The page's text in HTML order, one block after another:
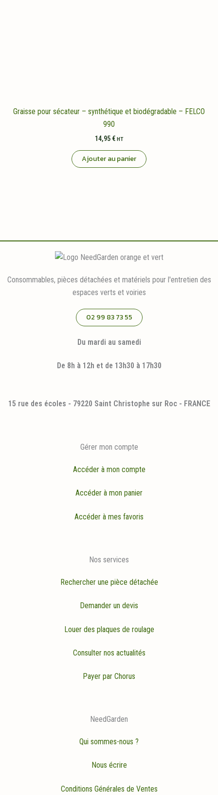
Graisse pour sécateur – synthétique et biodégradable – FELCO
990
14,95 € HT
Ajouter au panier
Consommables, pièces détachées et matériels pour l'entretien des
espaces verts et voiries
02 99 83 73 55
Du mardi au samedi
De 8h à 12h et de 13h30 à 17h30
15 rue des écoles - 79220 Saint Christophe sur Roc - FRANCE
Gérer mon compte
Accéder à mon compte
Accéder à mon panier
Accéder à mes favoris
Nos services
Rechercher une pièce détachée
Demander un devis
Louer des plaques de roulage
Consulter nos actualités
Payer par Chorus
NeedGarden
Qui sommes-nous ?
Nous écrire
Conditions Générales de Ventes